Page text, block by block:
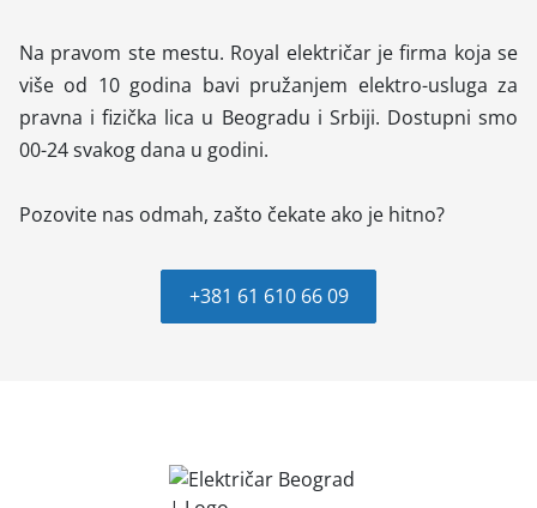
Na pravom ste mestu. Royal električar je firma koja se
više od 10 godina bavi pružanjem elektro-usluga za
pravna i fizička lica u Beogradu i Srbiji. Dostupni smo
00-24 svakog dana u godini.
Pozovite nas odmah, zašto čekate ako je hitno?
+381 61 610 66 09